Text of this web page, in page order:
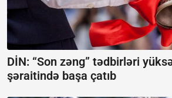
DİN: “Son zəng” tədbirləri
şəraitində başa çatıb